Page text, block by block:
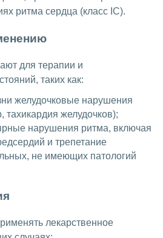
ритма сердца (класс IC).
для терапии и
таких как:
желудочковые нарушения
тахикардия желудочков);
нарушения ритма, включая
и трепетание
не имеющих патологий
лекарственное